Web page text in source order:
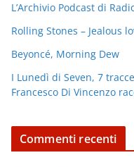
L’Archivio Podcast di
Rolling Stones – Jealous
Beyoncé, Morning Dew
I Lunedì di Seven, 7
Francesco Di Vincenzo
Commenti recenti